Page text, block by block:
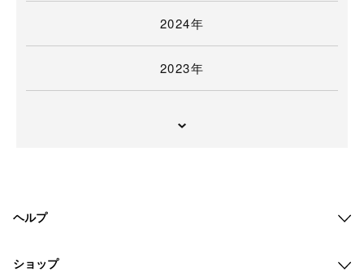
2024年
2023年
ヘルプ
ショップ